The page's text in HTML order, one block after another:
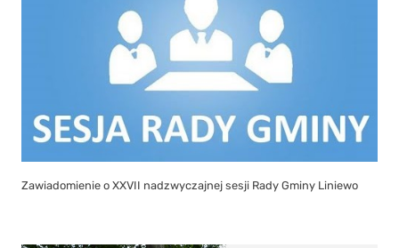
Zawiadomienie o XXVII nadzwyczajnej sesji Rady Gminy Liniewo